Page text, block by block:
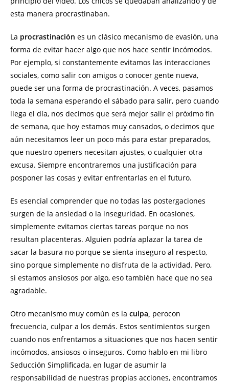
esta manera procrastinaban.
La procrastinación es un clásico mecanismo de evasión, una
forma de evitar hacer algo que nos hace sentir incómodos.
Por ejemplo, si constantemente evitamos las interacciones
sociales, como salir con amigos o conocer gente nueva,
puede ser una forma de procrastinación. A veces, pasamos
toda la semana esperando el sábado para salir, pero cuando
llega el día, nos decimos que será mejor salir el próximo fin
de semana, que hoy estamos muy cansados, o decimos que
aún necesitamos leer un poco más para estar preparados,
que nuestro openers necesitan ajustes, o cualquier otra
excusa. Siempre encontraremos una justificación para
posponer las cosas y evitar enfrentarlas en el futuro.
Es esencial comprender que no todas las postergaciones
surgen de la ansiedad o la inseguridad. En ocasiones,
simplemente evitamos ciertas tareas porque no nos
resultan placenteras. Alguien podría aplazar la tarea de
sacar la basura no porque se sienta inseguro al respecto,
sino porque simplemente no disfruta de la actividad. Pero,
si estamos ansiosos por algo, eso también hace que no sea
agradable.
Otro mecanismo muy común es la culpa, perocon
frecuencia, culpar a los demás. Estos sentimientos surgen
cuando nos enfrentamos a situaciones que nos hacen sentir
incómodos, ansiosos o inseguros. Como hablo en mi libro
Seducción Simplificada, en lugar de asumir la
responsabilidad de nuestras propias acciones, encontramos